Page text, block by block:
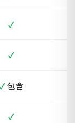
✓
✓
包含
✓